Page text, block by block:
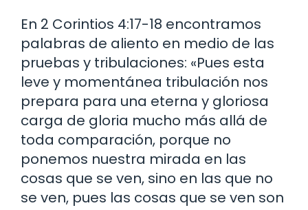
En 2 Corintios 4:17-18 encontramos
palabras de aliento en medio de las
pruebas y tribulaciones: «Pues esta
leve y momentánea tribulación nos
prepara para una eterna y gloriosa
carga de gloria mucho más allá de
toda comparación, porque no
ponemos nuestra mirada en las
cosas que se ven, sino en las que no
se ven, pues las cosas que se ven son